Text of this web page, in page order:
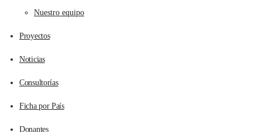
Nuestro equipo
Proyectos
Noticias
Consultorías
Ficha por País
Donantes